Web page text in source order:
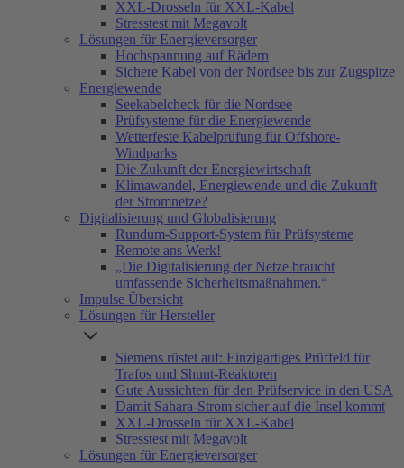
XXL-Drosseln für XXL-Kabel
Stresstest mit Megavolt
Lösungen für Energieversorger
Hochspannung auf Rädern
Sichere Kabel von der Nordsee bis zur Zugspitze
Energiewende
Seekabelcheck für die Nordsee
Prüfsysteme für die Energiewende
Wetterfeste Kabelprüfung für Offshore-
Windparks
Die Zukunft der Energiewirtschaft
Klimawandel, Energiewende und die Zukunft
der Stromnetze?
Digitalisierung und Globalisierung
Rundum-Support-System für Prüfsysteme
Remote ans Werk!
„Die Digitalisierung der Netze braucht
umfassende Sicherheitsmaßnahmen.“
Impulse Übersicht
Lösungen für Hersteller
Siemens rüstet auf: Einzigartiges Prüffeld für
Trafos und Shunt-Reaktoren
Gute Aussichten für den Prüfservice in den USA
Damit Sahara-Strom sicher auf die Insel kommt
XXL-Drosseln für XXL-Kabel
Stresstest mit Megavolt
Lösungen für Energieversorger